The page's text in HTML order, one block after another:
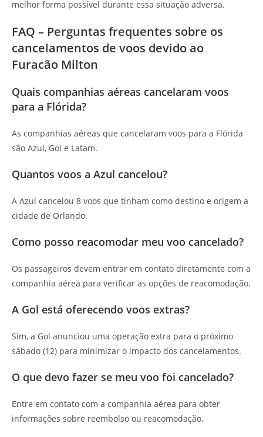
melhor forma possível durante essa situação adversa.
FAQ – Perguntas frequentes sobre os
cancelamentos de voos devido ao
Furacão Milton
Quais companhias aéreas cancelaram voos
para a Flórida?
As companhias aéreas que cancelaram voos para a Flórida
são Azul, Gol e Latam.
Quantos voos a Azul cancelou?
A Azul cancelou 8 voos que tinham como destino e origem a
cidade de Orlando.
Como posso reacomodar meu voo cancelado?
Os passageiros devem entrar em contato diretamente com a
companhia aérea para verificar as opções de reacomodação.
A Gol está oferecendo voos extras?
Sim, a Gol anunciou uma operação extra para o próximo
sábado (12) para minimizar o impacto dos cancelamentos.
O que devo fazer se meu voo foi cancelado?
Entre em contato com a companhia aérea para obter
informações sobre reembolso ou reacomodação.